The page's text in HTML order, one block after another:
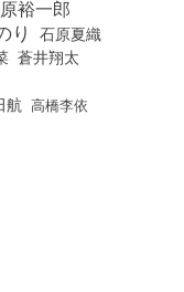
裕一郎
り 石原夏織
蒼井翔太
航 高橋李依